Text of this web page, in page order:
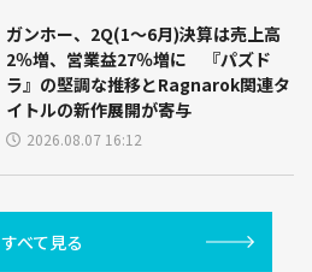
ガンホー、2Q(1～6月)決算は売上高
2％増、営業益27％増に 『パズド
ラ』の堅調な推移とRagnarok関連タ
イトルの新作展開が寄与
2026.08.07 16:12
すべて見る